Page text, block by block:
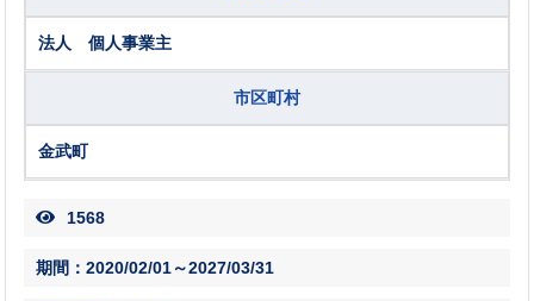
法人 個人事業主
市区町村
金武町
1568
期間：2020/02/01～2027/03/31